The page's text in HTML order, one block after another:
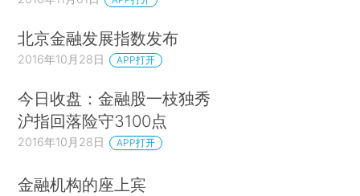
北京金融发展指数发布
2016年10月28日 APP打开
今日收盘：金融股一枝独秀
沪指回落险守3100点
2016年10月28日 APP打开
金融机构的座上宾